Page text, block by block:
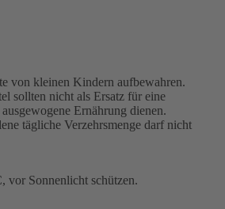
von kleinen Kindern aufbewahren.
sollten nicht als Ersatz für eine
Ernährung dienen.
tägliche Verzehrsmenge darf nicht
vor Sonnenlicht schützen.